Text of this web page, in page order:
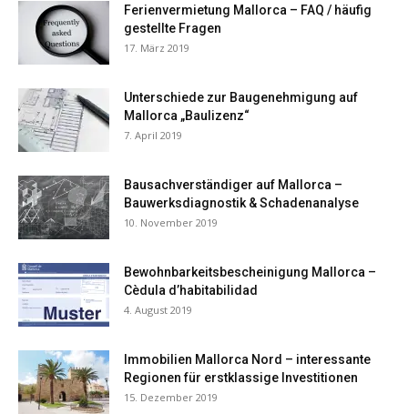
Ferienvermietung Mallorca – FAQ / häufig
gestellte Fragen
17. März 2019
Unterschiede zur Baugenehmigung auf
Mallorca „Baulizenz“
7. April 2019
Bausachverständiger auf Mallorca –
Bauwerksdiagnostik & Schadenanalyse
10. November 2019
Bewohnbarkeitsbescheinigung Mallorca –
Cèdula d’habitabilidad
4. August 2019
Immobilien Mallorca Nord – interessante
Regionen für erstklassige Investitionen
15. Dezember 2019